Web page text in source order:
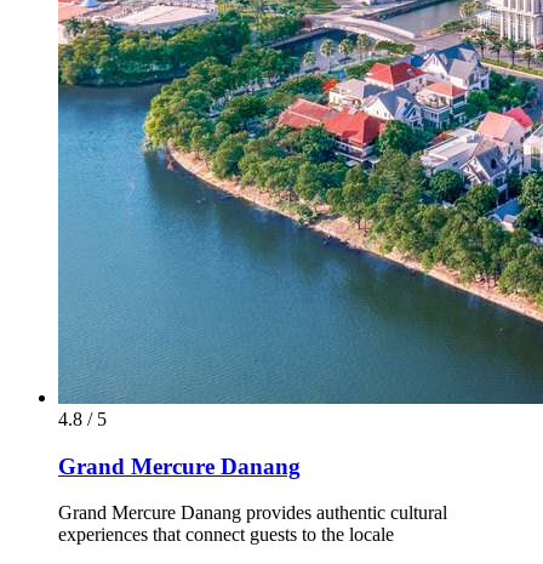
4.8 / 5
Grand Mercure Danang
Grand Mercure Danang provides authentic cultural
experiences that connect guests to the locale